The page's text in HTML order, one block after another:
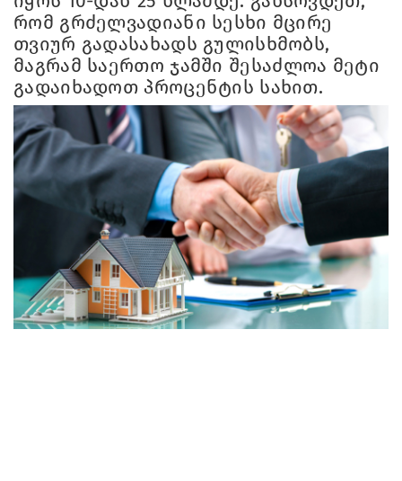
რომ გრძელვადიანი სესხი მცირე
თვიურ გადასახადს გულისხმობს,
მაგრამ საერთო ჯამში შესაძლოა მეტი
გადაიხადოთ პროცენტის სახით.